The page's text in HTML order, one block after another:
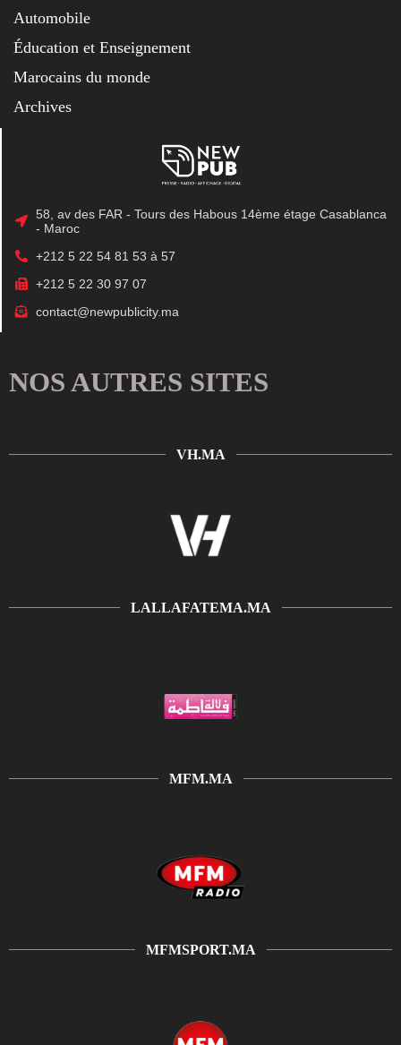
Automobile
Éducation et Enseignement
Marocains du monde
Archives
58, av des FAR - Tours des Habous 14ème étage Casablanca
- Maroc
+212 5 22 54 81 53 à 57
+212 5 22 30 97 07
contact@newpublicity.ma
NOS AUTRES SITES
VH.MA
LALLAFATEMA.MA
MFM.MA
MFMSPORT.MA